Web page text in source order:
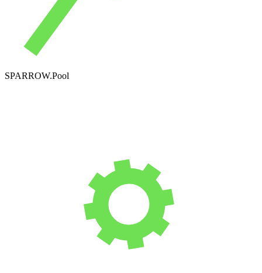
SPARROW.Pool